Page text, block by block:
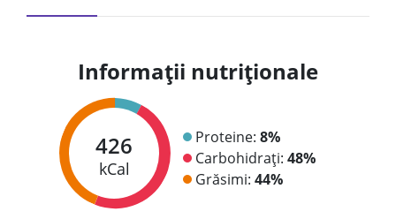
Informații nutriționale
426
kCal
Proteine: 8%
Carbohidrați: 48%
Grăsimi: 44%